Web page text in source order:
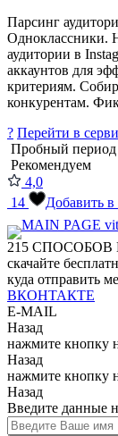
Парсинг
Одноклассники.
аудитории в
аккаунтов для
критериям.
конкурентам.
? Перейти в
Пробный период
Рекомендуем
4,0
14
Добавить в
215 СПОСОБОВ
скачайте
куда отправить
ВКОНТАКТЕ
E-MAIL
Назад
нажмите кнопку
Назад
нажмите кнопку
Назад
Введите данные